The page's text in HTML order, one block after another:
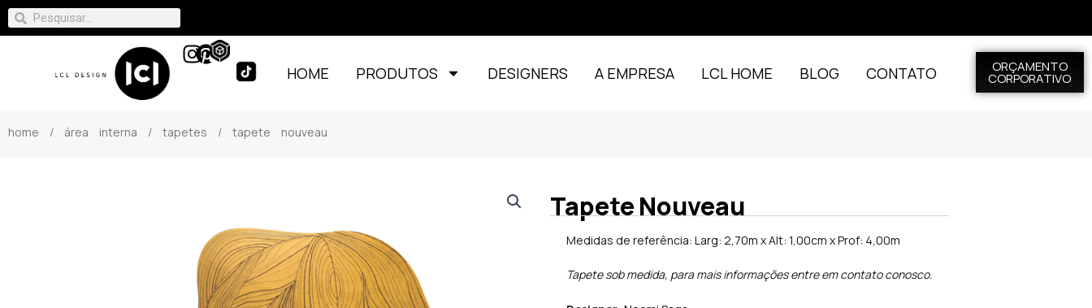
HOME PRODUTOS DESIGNERS A EMPRESA LCL HOME BLOG CONTATO ORÇAMENTO
CORPORATIVO
home / área interna / tapetes / tapete nouveau
Tapete Nouveau
Medidas de referência: Larg: 2,70m x Alt: 1,00cm x Prof: 4,00m
Tapete sob medida, para mais informações entre em contato conosco.